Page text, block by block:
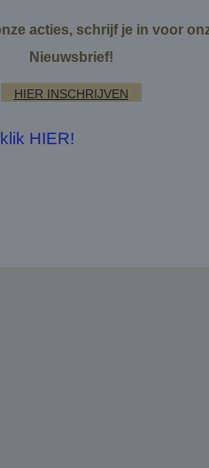
acties, schrijf je in voor
Nieuwsbrief!
HIER INSCHRIJVEN
HIER!